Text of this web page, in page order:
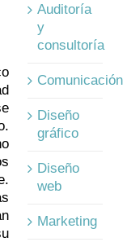
Auditoría
y
consultoría
Comunicación
Diseño
gráfico
Diseño
web
Marketing